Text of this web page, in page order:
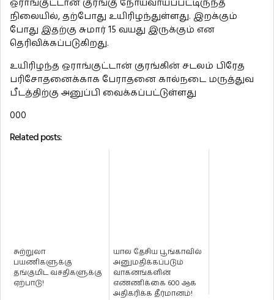
ஒராங்குட்டான் குரங்கு நோய்வாய்ப்பட்டிருந்த
நிலையில், தற்போது உயிரிழந்துள்ளது. இறக்கும்
போது இதற்கு சுமார் 15 வயது இருக்கும் என
தெரிவிக்கப்படுகிறது.
உயிரிழந்த ஒராங்குட்டான் குரங்கின் சடலம் பிரேத
பரிசோதனைக்காக பேராதனை கால்நடை மருத்துவ
பீடத்திற்கு அனுப்பி வைக்கப்பட்டுள்ளது
000
Related posts:
சுற்றுலா
பயணிகளுக்கு
தங்குமிட வசதிகளுக்கு
ஏற்பாடு!
யால தேசிய பூங்காவில்
அனுமதிக்கப்படும்
வாகனங்களின்
எண்ணிக்கை 600 ஆக
அதிகரிக்க தீர்மானம்!